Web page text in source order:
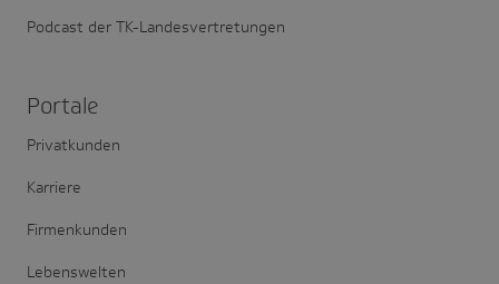
Podcast der TK-Landesvertretungen
Portale
Privatkunden
Karriere
Firmenkunden
Lebenswelten